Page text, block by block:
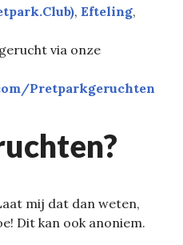
, Efteling
via onze
Pretparkgeruchten
mij dat dan weten,
Dit kan ook anoniem.